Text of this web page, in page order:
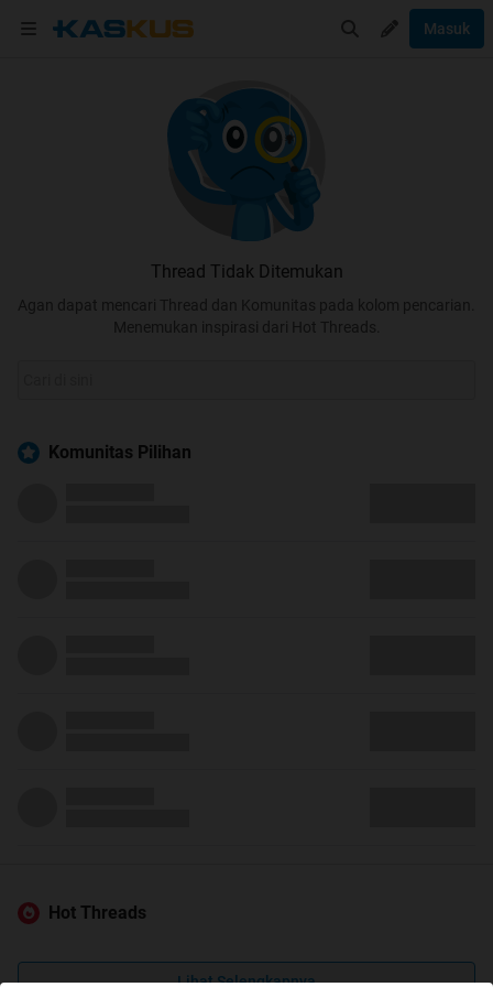
Masuk
Thread Tidak Ditemukan
Agan dapat mencari Thread dan Komunitas pada kolom pencarian.
Menemukan inspirasi dari Hot Threads.
Komunitas Pilihan
Hot Threads
Lihat Selengkapnya